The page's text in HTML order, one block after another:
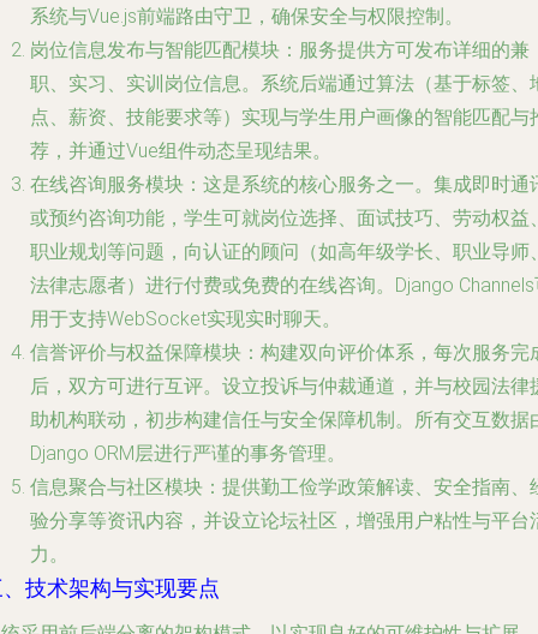
系统与Vue.js前端路由守卫，确保安全与权限控制。
岗位信息发布与智能匹配模块 ：服务提供方可发布详细的兼
职、实习、实训岗位信息。系统后端通过算法（基于标签、
点、薪资、技能要求等）实现与学生用户画像的智能匹配与
荐，并通过Vue组件动态呈现结果。
在线咨询服务模块 ：这是系统的核心服务之一。集成即时通
或预约咨询功能，学生可就岗位选择、面试技巧、劳动权益
职业规划等问题，向认证的顾问（如高年级学长、职业导师
法律志愿者）进行付费或免费的在线咨询。Django
用于支持WebSocket实现实时聊天。
信誉评价与权益保障模块 ：构建双向评价体系，每次服务完
后，双方可进行互评。设立投诉与仲裁通道，并与校园法律
助机构联动，初步构建信任与安全保障机制。所有交互数据
Django ORM层进行严谨的事务管理。
信息聚合与社区模块 ：提供勤工俭学政策解读、安全指南、
验分享等资讯内容，并设立论坛社区，增强用户粘性与平台
力。
技术架构与实现要点